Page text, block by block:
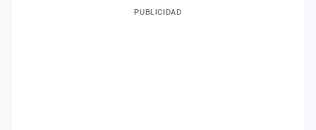
PUBLICIDAD